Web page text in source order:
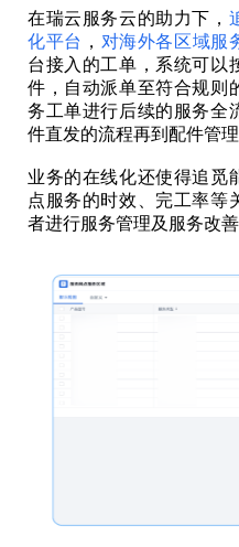
在瑞云服务云的助力下，
化平台 ， 对海外各区域服
台接入的工单，系统可以
件，自动派单至符合规则
务工单进行后续的服务全
件直发的流程再到配件管
业务的在线化还使得追觅
点服务的时效、完工率等
者进行服务管理及服务改善